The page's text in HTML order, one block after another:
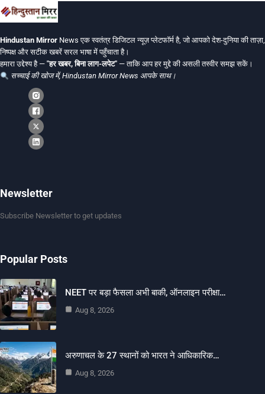
Hindustan Mirror News एक स्वतंत्र डिजिटल न्यूज़ प्लेटफॉर्म है, जो आपको देश-दुनिया की ताज़ा,
निष्पक्ष और सटीक खबरें सरल भाषा में पहुँचाता है।
हमारा उद्देश्य है — "हर खबर, बिना लाग-लपेट" — ताकि आप हर मुद्दे की असली तस्वीर समझ सकें।
सच्चाई की खोज में, Hindustan Mirror News आपके साथ।
Newsletter
Subscribe Newsletter to get updates
Popular Posts
NEET पर बड़ा फैसला अभी बाकी, ऑनलाइन परीक्षा…
Aug 8, 2026
अरुणाचल के 27 स्थानों को भारत ने आधिकारिक…
Aug 8, 2026